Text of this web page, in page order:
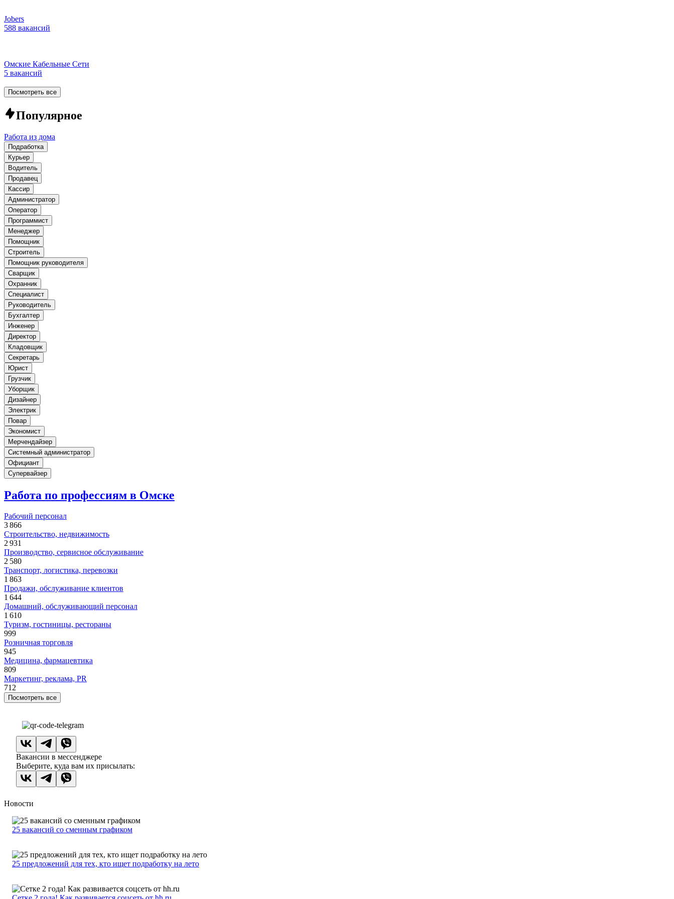
Jobers
588 вакансий
Омские Кабельные Сети
5 вакансий
Посмотреть все
Популярное
Работа из дома
Подработка
Курьер
Водитель
Продавец
Кассир
Администратор
Оператор
Программист
Менеджер
Помощник
Строитель
Помощник руководителя
Сварщик
Охранник
Специалист
Руководитель
Бухгалтер
Инженер
Директор
Кладовщик
Секретарь
Юрист
Грузчик
Уборщик
Дизайнер
Электрик
Повар
Экономист
Мерчендайзер
Системный администратор
Официант
Супервайзер
Работа по профессиям в Омске
Рабочий персонал
3 866
Строительство, недвижимость
2 931
Производство, сервисное обслуживание
2 580
Транспорт, логистика, перевозки
1 863
Продажи, обслуживание клиентов
1 644
Домашний, обслуживающий персонал
1 610
Туризм, гостиницы, рестораны
999
Розничная торговля
945
Медицина, фармацевтика
809
Маркетинг, реклама, PR
712
Посмотреть все
Вакансии в мессенджере
Выберите, куда вам их присылать:
Новости
25 вакансий со сменным графиком
25 предложений для тех, кто ищет подработку на лето